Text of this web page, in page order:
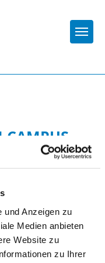
und Anzeigen zu
Medien anbieten
Website zu
zu Ihrer